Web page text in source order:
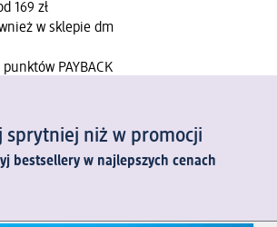
169 zł
w sklepie dm
punktów PAYBACK
sprytniej niż w promocji
bestsellery w najlepszych cenach